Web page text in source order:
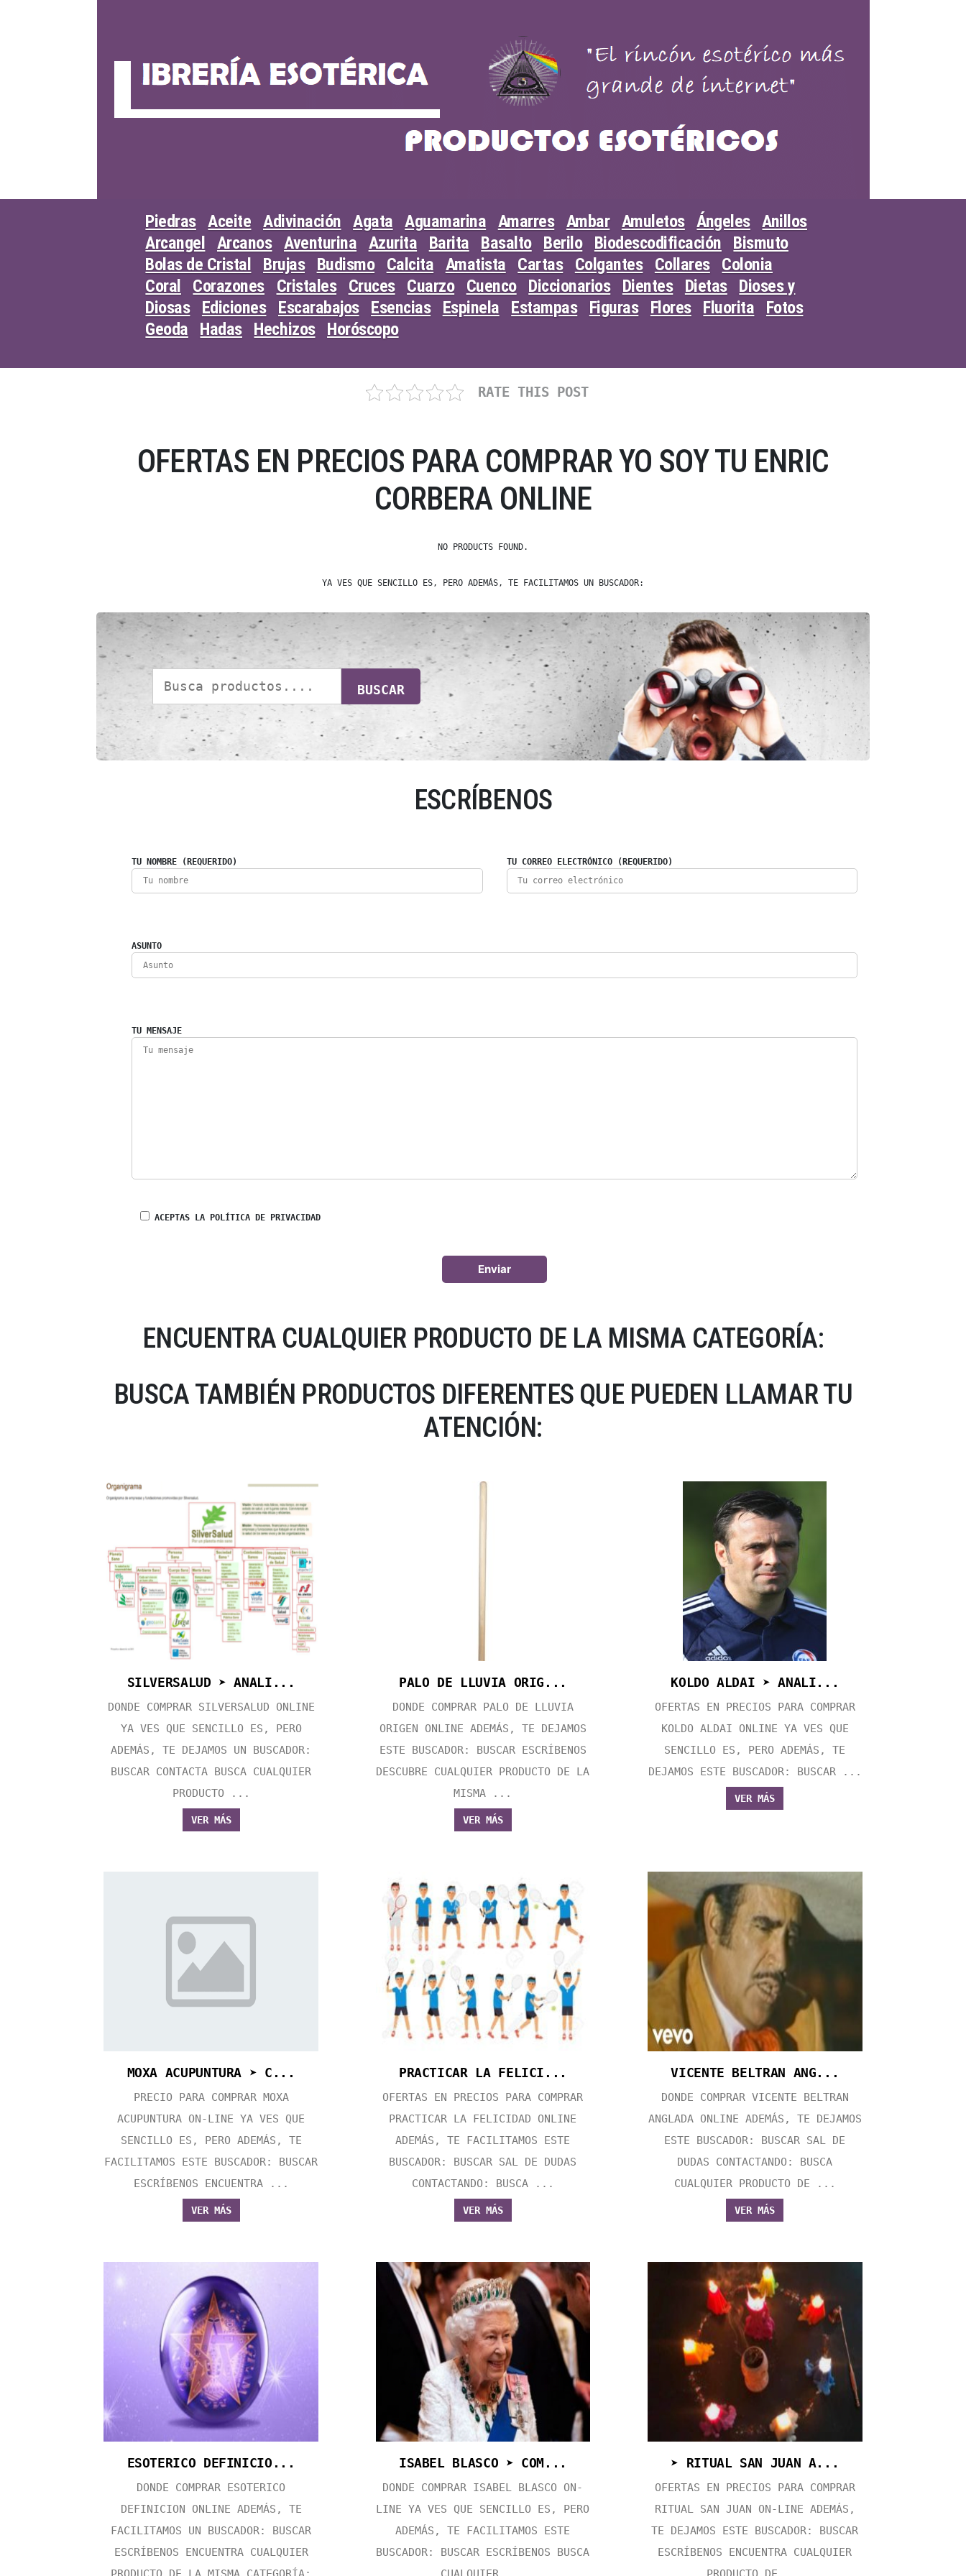
Piedras Aceite Adivinación Agata Aguamarina Amarres Ambar Amuletos Ángeles Anillos
Arcangel
Arcanos Aventurina Azurita Barita Basalto Berilo Biodescodificación
Bismuto
Bolas de Cristal
Brujas Budismo Calcita Amatista Cartas Colgantes Collares
Colonia
Coral
Corazones Cristales Cruces Cuarzo Cuenco Diccionarios Dientes Dietas
Dioses y
Diosas
Ediciones Escarabajos Esencias Espinela Estampas Figuras Flores Fluorita
Fotos
Geoda
Hadas Hechizos Horóscopo
RATE THIS POST
OFERTAS EN PRECIOS PARA COMPRAR YO SOY TU ENRIC
CORBERA ONLINE
NO PRODUCTS FOUND.
YA VES QUE SENCILLO ES, PERO ADEMÁS, TE FACILITAMOS UN BUSCADOR:
BUSCAR
ESCRÍBENOS
TU NOMBRE (REQUERIDO) TU CORREO ELECTRÓNICO (REQUERIDO)
ASUNTO
TU MENSAJE
ACEPTAS LA POLÍTICA DE PRIVACIDAD
ENCUENTRA CUALQUIER PRODUCTO DE LA MISMA CATEGORÍA:
BUSCA TAMBIÉN PRODUCTOS DIFERENTES QUE PUEDEN LLAMAR TU
ATENCIÓN:
SILVERSALUD ➤ ANALI...
DONDE COMPRAR SILVERSALUD ONLINE
YA VES QUE SENCILLO ES, PERO
ADEMÁS, TE DEJAMOS UN BUSCADOR:
BUSCAR CONTACTA BUSCA CUALQUIER
PRODUCTO ...
VER MÁS
PALO DE LLUVIA ORIG...
DONDE COMPRAR PALO DE LLUVIA
ORIGEN ONLINE ADEMÁS, TE DEJAMOS
ESTE BUSCADOR: BUSCAR ESCRÍBENOS
DESCUBRE CUALQUIER PRODUCTO DE LA
MISMA ...
VER MÁS
KOLDO ALDAI ➤ ANALI...
OFERTAS EN PRECIOS PARA COMPRAR
KOLDO ALDAI ONLINE YA VES QUE
SENCILLO ES, PERO ADEMÁS, TE
DEJAMOS ESTE BUSCADOR: BUSCAR ...
VER MÁS
MOXA ACUPUNTURA ➤ C...
PRECIO PARA COMPRAR MOXA
ACUPUNTURA ON-LINE YA VES QUE
SENCILLO ES, PERO ADEMÁS, TE
FACILITAMOS ESTE BUSCADOR: BUSCAR
ESCRÍBENOS ENCUENTRA ...
VER MÁS
PRACTICAR LA FELICI...
OFERTAS EN PRECIOS PARA COMPRAR
PRACTICAR LA FELICIDAD ONLINE
ADEMÁS, TE FACILITAMOS ESTE
BUSCADOR: BUSCAR SAL DE DUDAS
CONTACTANDO: BUSCA ...
VER MÁS
VICENTE BELTRAN ANG...
DONDE COMPRAR VICENTE BELTRAN
ANGLADA ONLINE ADEMÁS, TE DEJAMOS
ESTE BUSCADOR: BUSCAR SAL DE
DUDAS CONTACTANDO: BUSCA
CUALQUIER PRODUCTO DE ...
VER MÁS
ESOTERICO DEFINICIO...
DONDE COMPRAR ESOTERICO
DEFINICION ONLINE ADEMÁS, TE
FACILITAMOS UN BUSCADOR: BUSCAR
ESCRÍBENOS ENCUENTRA CUALQUIER
ISABEL BLASCO ➤ COM...
DONDE COMPRAR ISABEL BLASCO ON-
LINE YA VES QUE SENCILLO ES, PERO
ADEMÁS, TE FACILITAMOS ESTE
BUSCADOR: BUSCAR ESCRÍBENOS BUSCA
➤ RITUAL SAN JUAN A...
OFERTAS EN PRECIOS PARA COMPRAR
RITUAL SAN JUAN ON-LINE ADEMÁS,
TE DEJAMOS ESTE BUSCADOR: BUSCAR
ESCRÍBENOS ENCUENTRA CUALQUIER